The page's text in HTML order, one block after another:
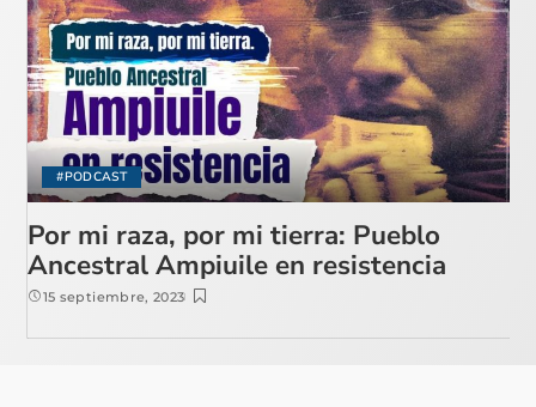
#PODCAST
Por mi raza, por mi tierra: Pueblo
Ancestral Ampiuile en resistencia
15 septiembre, 2023